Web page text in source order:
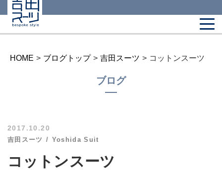
HOME > ブログトップ > 吉田スーツ > コットンスーツ
ブログ
2017.10.20
吉田スーツ Yoshida Suit
コットンスーツ